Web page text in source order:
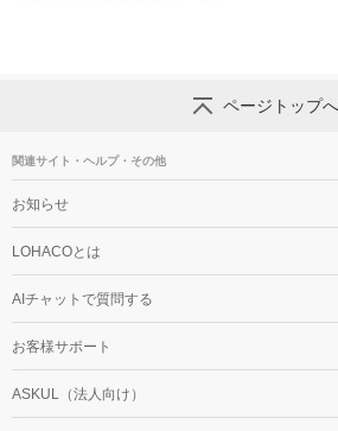
ページトップへ
関連サイト・ヘルプ・その他
お知らせ
LOHACOとは
AIチャットで質問する
お客様サポート
ASKUL（法人向け）